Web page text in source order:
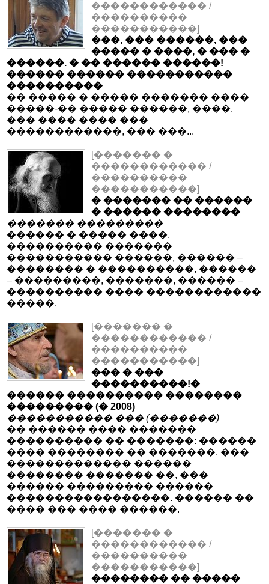
������������ /
����������
�����������]
���, ��� ������, ���
����� � ����, � ��� �
������. � �� ������ ������!
������ ������ �����������
����������
�� ����� � ����� ������� ����
�����-�� ����� ������, ����.
��� ���� ���� ���
������������, ��� ���...
[������� �
������������ /
����������
�����������]
� ������� �� ������
� ������ ��������
������� ���������
������ � ����� ����,
���������� �������
����������� ������, ������ ‒
�������� � ����������, ������
‒ ���������, �������, ������ ‒
���������� ���� ������������
�����.
[������� �
������������ /
����������
�����������]
��� � ���
����������!�
������ ���������� ��������
��������� (� 2008)
����������� ��� (�������)
�� ������ ���� �������
���������� �� �������: ������
���� �������� �� �������. ���
������������� ������
�������� ������� ��, ���
������ ��������� ������
�����������������. ������ ��
���� ��� ���� ������.
[������� �
������������ /
����������
�����������]
�������� �� �����